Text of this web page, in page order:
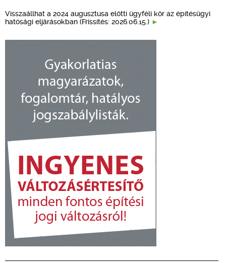
Visszaállhat a 2024 augusztusa előtti ügyféli kör az építésügyi
hatósági eljárásokban (Frissítés: 2026.06.15.)